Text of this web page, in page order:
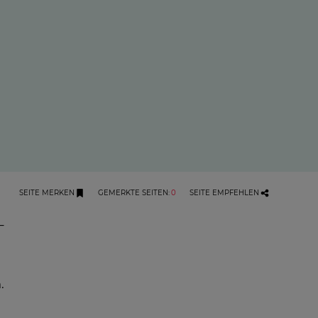
SEITE MERKEN GEMERKTE SEITEN:0 SEITE EMPFEHLEN